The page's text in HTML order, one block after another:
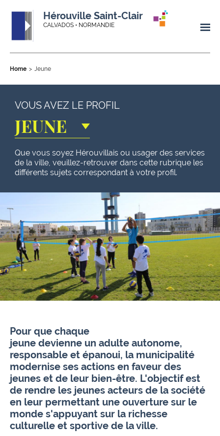
Hérouville Saint-Clair
CALVADOS • NORMANDIE
Home Jeune
VOUS AVEZ LE PROFIL
JEUNE
Que vous soyez Hérouvillais ou usager des services
de la ville, veuillez-retrouver dans cette rubrique les
différents sujets correspondant à votre profil.
Pour que chaque
jeune devienne un adulte autonome,
responsable et épanoui, la municipalité
modernise ses actions en faveur des
jeunes et de leur bien-être. L'objectif est
de rendre les jeunes acteurs de la société
en leur permettant une ouverture sur le
monde s'appuyant sur la richesse
culturelle et sportive de la ville.